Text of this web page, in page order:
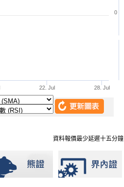
資料報價最少延遲十五分鐘